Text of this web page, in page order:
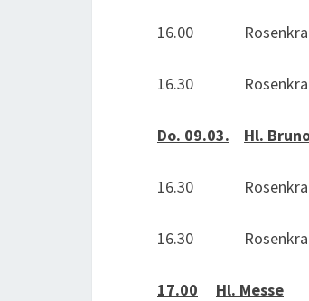
16.00 Rosenkranz
16.30
Do. 09.03. Hl.
16.30
16.30 Rosenkranz
17.00 Hl. Messe